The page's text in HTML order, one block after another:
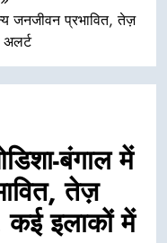
जनजीवन प्रभावित, तेज़
बंगाल में
तेज़
कई इलाकों में